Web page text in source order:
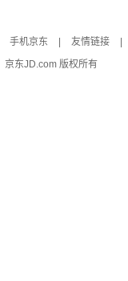
手机京东 友情链接
京东JD.com 版权所有